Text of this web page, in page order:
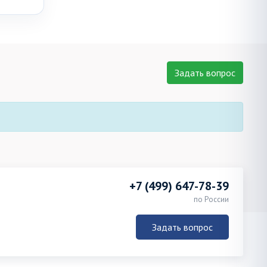
Задать вопрос
+7 (499) 647-78-39
по России
Задать вопрос